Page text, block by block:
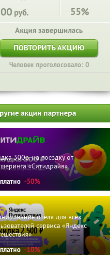
руб. 55%
Акция завершилась
ПОВТОРИТЬ АКЦИЮ
Человек проголосовало: 0
акции партнера
300р. на поездку от
«Ситидрайв»
-50%
отеля для всех
сервиса «Яндекс
-10%